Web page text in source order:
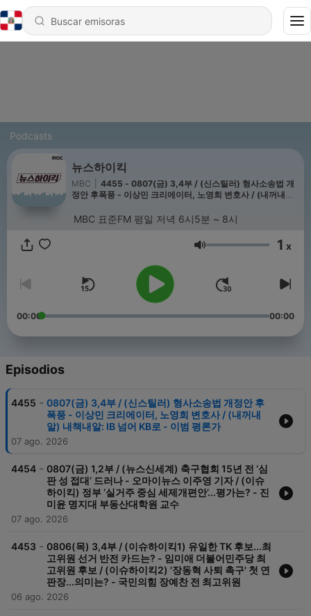
Podcasts
뉴스하이킥
MBC
4455 - 0807(금) 3,4부 / (신스틸러) 형사소송법 개
정안 후폭풍 - 이상민 크리에이터, 노영희 변호사 / (내꺼내알)
MBC 표준FM 평일 저녁 6시5분 ~ 8시
Volumen 1 x
00:00 00:00
Episodios
4455 - 0807(금) 3,4부 / (신스틸러) 형사소송법 개정안 후
폭풍 - 이상민 크리에이터, 노영희 변호사 / (내꺼내
알) 내책내알: IB 넘어 KB로 - 이범 평론가
07 ago. 2026
4454 - 0807(금) 1,2부 / (뉴스신세계) 축구협회 15년 전 ‘심
판 성 접대’ 드러나 - 오마이뉴스 이주영 기자 / (이슈
하이킥) 정부 ‘실거주 중심 세제개편안’...평가는? - 진
미윤 명지대 부동산대학원 교수
07 ago. 2026
4453 - 0806(목) 3,4부 / (이슈하이킥1) 유일한 TK 후보...최
고위원 선거 반전 카드는? - 임미애 더불어민주당 최
고위원 후보 / (이슈하이킥2) '장동혁 사퇴 촉구' 첫 연
판장...의미는? - 국민의힘 장예찬 전 최고위원
06 ago. 2026